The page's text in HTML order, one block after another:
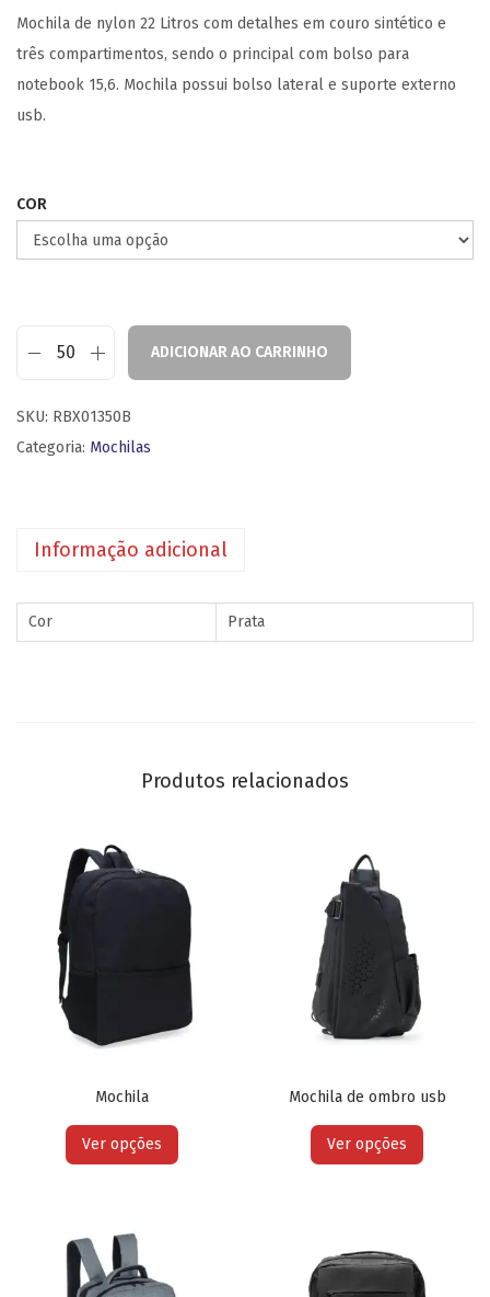
Mochila de nylon 22 Litros com detalhes em couro sintético e
três compartimentos, sendo o principal com bolso para
notebook 15,6. Mochila possui bolso lateral e suporte externo
usb.
COR
ADICIONAR AO CARRINHO
SKU: RBX01350B
Categoria: Mochilas
Informação adicional
Cor Prata
Produtos relacionados
Mochila
Ver opções
Mochila de ombro usb
Ver opções